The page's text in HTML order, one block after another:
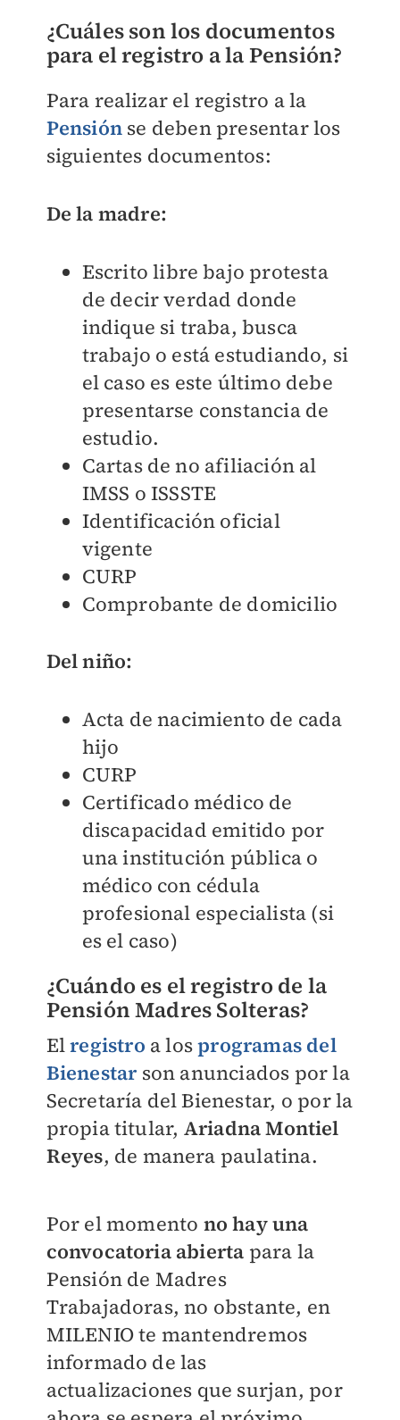
¿Cuáles son los documentos
para el registro a la Pensión?
Para realizar el registro a la
Pensiónse deben presentar los
siguientes documentos:
De la madre:
Escrito libre bajo protesta
de decir verdad donde
indique si traba, busca
trabajo o está estudiando, si
el caso es este último debe
presentarse constancia de
estudio.
Cartas de no afiliación al
IMSS o ISSSTE
Identificación oficial
vigente
CURP
Comprobante de domicilio
Del niño:
Acta de nacimiento de cada
hijo
CURP
Certificado médico de
discapacidad emitido por
una institución pública o
médico con cédula
profesional especialista (si
es el caso)
¿Cuándo es el registro de la
Pensión Madres Solteras?
Elregistro a losprogramas del
Bienestarson anunciados por la
Secretaría del Bienestar, o por la
propia titular, Ariadna Montiel
Reyes, de manera paulatina.
Por el momento no hay una
convocatoria abierta para la
Pensión de Madres
Trabajadoras, no obstante, en
MILENIOte mantendremos
informado de las
actualizaciones que surjan, por